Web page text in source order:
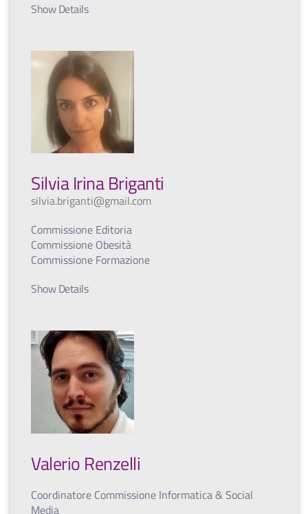
Show Details
Silvia Irina Briganti
silvia.briganti@gmail.com
Commissione Editoria
Commissione Obesità
Commissione Formazione
Show Details
Valerio Renzelli
Coordinatore Commissione Informatica & Social
Media